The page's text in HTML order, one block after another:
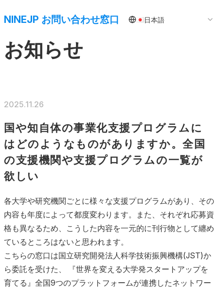
NINEJP お問い合わせ窓口 日本語
お知らせ
2025.11.26
国や知自体の事業化支援プログラムに
はどのようなものがありますか。全国
の支援機関や支援プログラムの一覧が
欲しい
各大学や研究機関ごとに様々な支援プログラムがあり、その
内容も年度によって都度変わります。また、それぞれ応募資
格も異なるため、こうした内容を一元的に刊行物として纏め
ているところはないと思われます。
こちらの窓口は国立研究開発法人科学技術振興機構(JST)か
ら委託を受けた、 『世界を変える大学発スタートアップを
育てる』全国9つのプラットフォームが連携したネットワー